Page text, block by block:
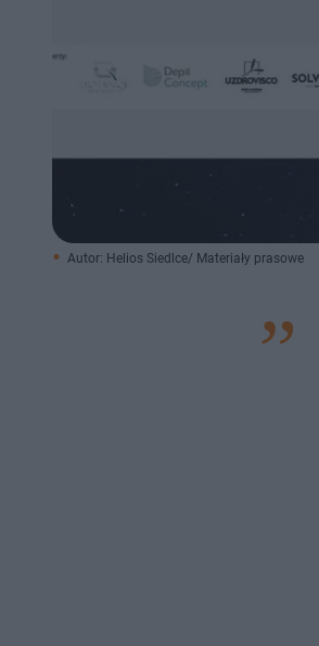
Autor: Helios Siedlce/ Materiały prasowe